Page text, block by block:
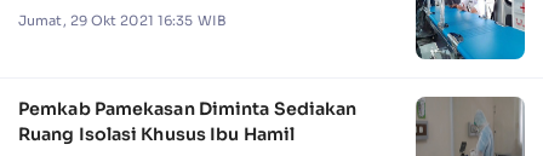
Jumat, 29 Okt 2021 16:35 WIB
Pemkab Pamekasan Diminta Sediakan
Ruang Isolasi Khusus Ibu Hamil